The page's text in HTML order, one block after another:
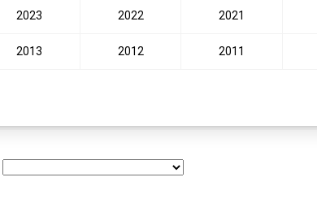
2023 2022 2021
2013 2012 2011